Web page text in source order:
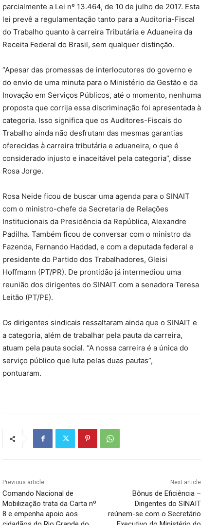
parcialmente a Lei nº 13.464, de 10 de julho de 2017. Esta
lei prevê a regulamentação tanto para a Auditoria-Fiscal
do Trabalho quanto à carreira Tributária e Aduaneira da
Receita Federal do Brasil, sem qualquer distinção.
“Apesar das promessas de interlocutores do governo e
do envio de uma minuta para o Ministério da Gestão e da
Inovação em Serviços Públicos, até o momento, nenhuma
proposta que corrija essa discriminação foi apresentada à
categoria. Isso significa que os Auditores-Fiscais do
Trabalho ainda não desfrutam das mesmas garantias
oferecidas à carreira tributária e aduaneira, o que é
considerado injusto e inaceitável pela categoria”, disse
Rosa Jorge.
Rosa Neide ficou de buscar uma agenda para o SINAIT
com o ministro-chefe da Secretaria de Relações
Institucionais da Presidência da República, Alexandre
Padilha. Também ficou de conversar com o ministro da
Fazenda, Fernando Haddad, e com a deputada federal e
presidente do Partido dos Trabalhadores, Gleisi
Hoffmann (PT/PR). De prontidão já intermediou uma
reunião dos dirigentes do SINAIT com a senadora Teresa
Leitão (PT/PE).
Os dirigentes sindicais ressaltaram ainda que o SINAIT e
a categoria, além de trabalhar pela pauta da carreira,
atuam pela pauta social. “A nossa carreira é a única do
serviço público que luta pelas duas pautas”,
pontuaram.
Previous article
Comando Nacional de
Mobilização trata da Carta nº
8 e empenha apoio aos
Next article
Bônus de Eficiência –
Dirigentes do SINAIT
reúnem-se com o Secretário